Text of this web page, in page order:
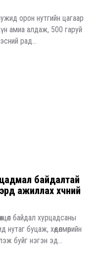
орон нутгийн цагаар
амиа алдаж, 500 гаруй
рад...
байдалтай
ажиллах хүчний
байдал хурцадсаны
буцаж, хөдөлмөрийн
буйг нэгэн эд...